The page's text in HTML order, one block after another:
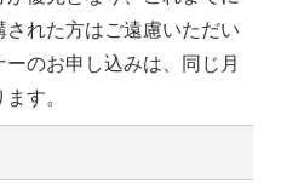
れた方はご遠慮いただい
のお申し込みは、同じ月
す。